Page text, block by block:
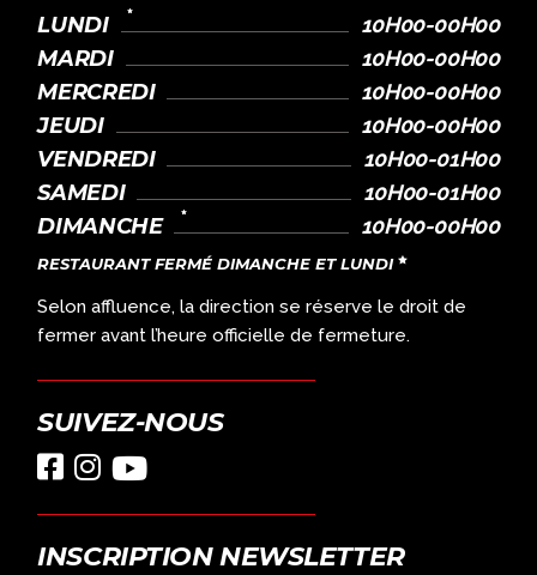
LUNDI 10H00-00H00
MARDI 10H00-00H00
MERCREDI 10H00-00H00
JEUDI 10H00-00H00
VENDREDI 10H00-01H00
SAMEDI 10H00-01H00
DIMANCHE 10H00-00H00
RESTAURANT FERMÉ DIMANCHE ET LUNDI
Selon affluence, la direction se réserve le droit de
fermer avant l’heure officielle de fermeture.
SUIVEZ-NOUS
INSCRIPTION NEWSLETTER